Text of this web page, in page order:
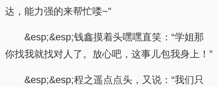
达，能力强的来帮忙喽~”
&esp;&esp;钱鑫摸着头嘿嘿直笑：“学姐那
你找我就找对人了。放心吧，这事儿包我身上！”
&esp;&esp;程之遥点点头，又说：“我们只